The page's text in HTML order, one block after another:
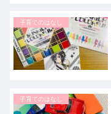
子育てのはなし
子育てのはなし